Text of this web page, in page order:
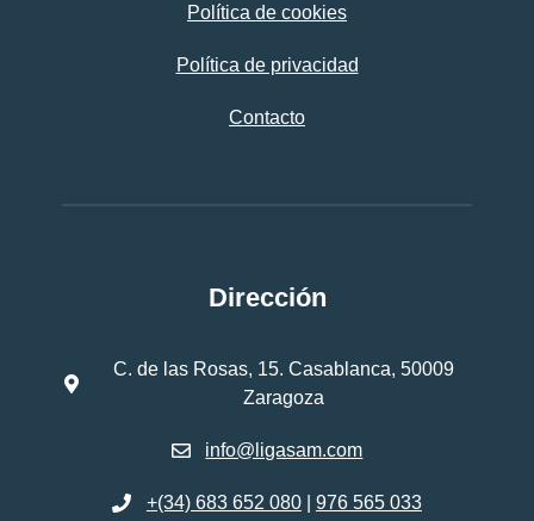
Política de cookies
Política de privacidad
Contacto
Dirección
C. de las Rosas, 15. Casablanca, 50009
Zaragoza
info@ligasam.com
+(34) 683 652 080| 976 565 033